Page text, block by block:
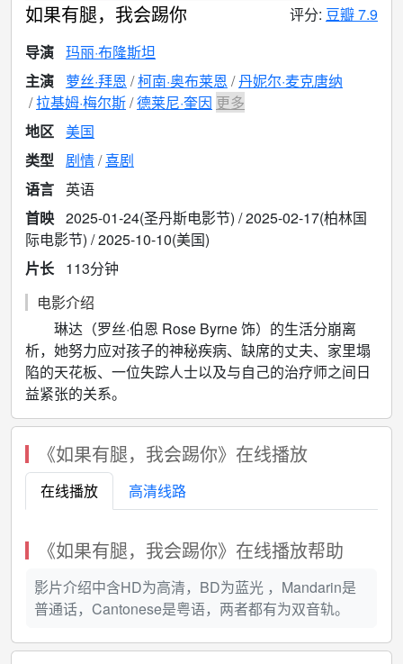
如果有腿，我会踢你 评分: 豆瓣 7.9
导演 玛丽·布隆斯坦
主演
萝丝·拜恩 柯南·奥布莱恩 丹妮尔·麦克唐纳
拉基姆·梅尔斯 德莱尼·奎因 更多
地区 美国
类型 剧情 喜剧
语言
英语
首映 2025-01-24(圣丹斯电影节) / 2025-02-17(柏林国
际电影节) / 2025-10-10(美国)
片长
113分钟
电影介绍
琳达（罗丝·伯恩 Rose Byrne 饰）的生活分崩离
析，她努力应对孩子的神秘疾病、缺席的丈夫、家里塌
陷的天花板、一位失踪人士以及与自己的治疗师之间日
益紧张的关系。
《如果有腿，我会踢你》在线播放
在线播放 高清线路
《如果有腿，我会踢你》在线播放帮助
影片介绍中含HD为高清，BD为蓝光 ，Mandarin是
普通话，Cantonese是粤语，两者都有为双音轨。